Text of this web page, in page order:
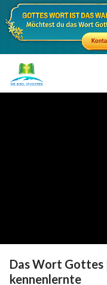
Das Wort Gottes
kennenlernte